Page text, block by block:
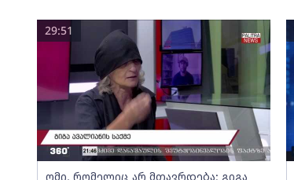
ომი, რომელიც არ მთავრდება; გიგა
29:51